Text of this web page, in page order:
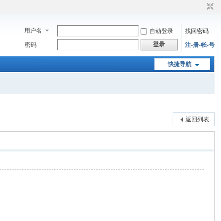
用户名 自动登录
找回密码
密码
登录 注-册-帐-号
快捷导航
返回列表